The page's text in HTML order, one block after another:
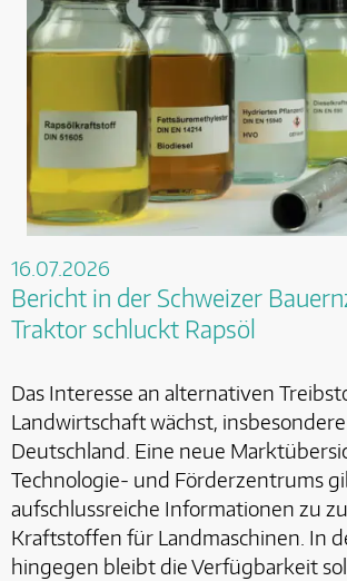
16.07.2026
Bericht in der Schweizer
Traktor schluckt Rapsöl
Das Interesse an alternativen
Landwirtschaft wächst,
Deutschland. Eine neue
Technologie- und Förderzentrums
aufschlussreiche Informationen zu
Kraftstoffen für Landmaschinen. In
hingegen bleibt die Verfügbarkeit